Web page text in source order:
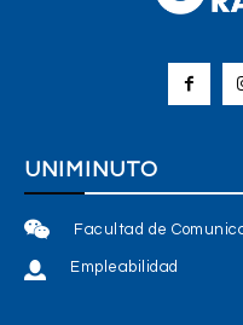
UNIMINUTO
Facultad de
Empleabilidad